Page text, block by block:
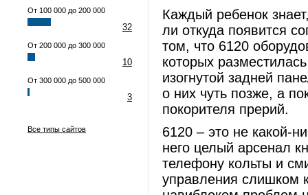
От 100 000 до 200 000
32
От 200 000 до 300 000
10
От 300 000 до 500 000
3
Все типы сайтов
Каждый ребенок
ли откуда появится
том, что 6120
которых
изогнутой задней
о них чуть позже, а
покорителя прерий.
6120 – это не какой-
него целый арсенал
телефону кольты и
управления слишком